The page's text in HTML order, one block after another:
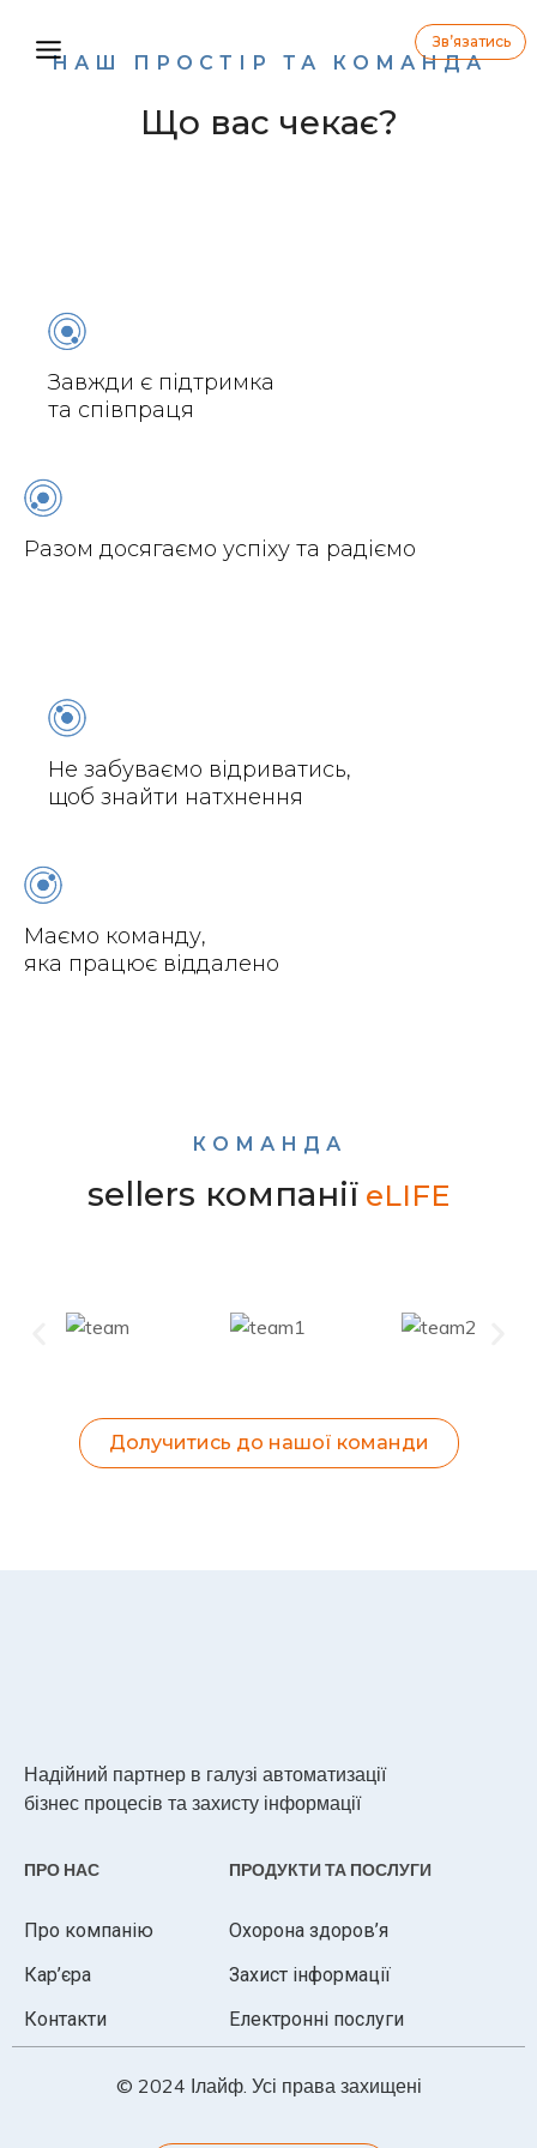
Зв’язатись
НАШ ПРОСТІР ТА КОМАНДА
Що вас чекає?
Завжди є підтримка
та співпраця
Разом досягаємо успіху та радіємо
Не забуваємо відриватись,
щоб знайти натхнення
Маємо команду,
яка працює віддалено
КОМАНДА
sellers компанії eLIFE
Долучитись до нашої команди
Надійний партнер в галузі автоматизації
бізнес процесів та захисту інформації
ПРО НАС
Про компанію
Кар’єра
Контакти
ПРОДУКТИ ТА ПОСЛУГИ
Охорона здоров’я
Захист інформації
Електронні послуги
© 2024 Ілайф. Усі права захищені